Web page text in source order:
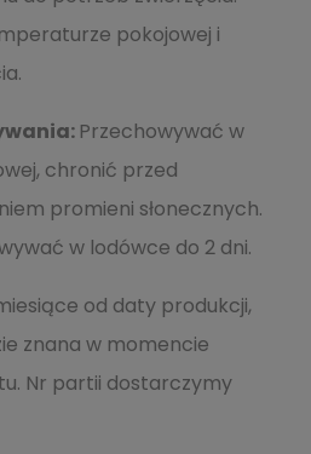
pokojowej i
Przechowywać w
chronić przed
promieni słonecznych.
w lodówce do 2 dni.
od daty produkcji,
znana w momencie
Nr partii dostarczymy